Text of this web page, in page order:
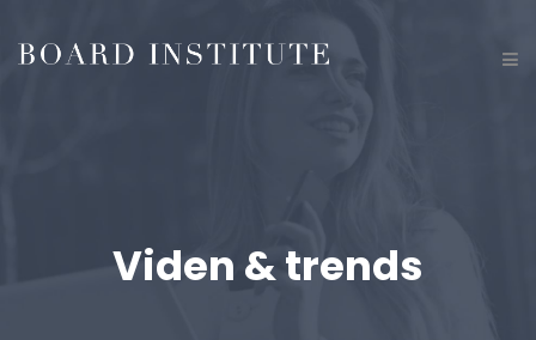
Viden & trends